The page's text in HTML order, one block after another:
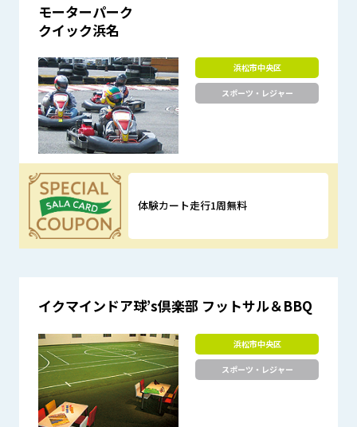
モーターパーク
クイック浜名
浜松市中央区
スポーツ・レジャー
優待特典
体験カート走行1周無料
イクマインドア球’s倶楽部 フットサル＆BBQ
浜松市中央区
スポーツ・レジャー